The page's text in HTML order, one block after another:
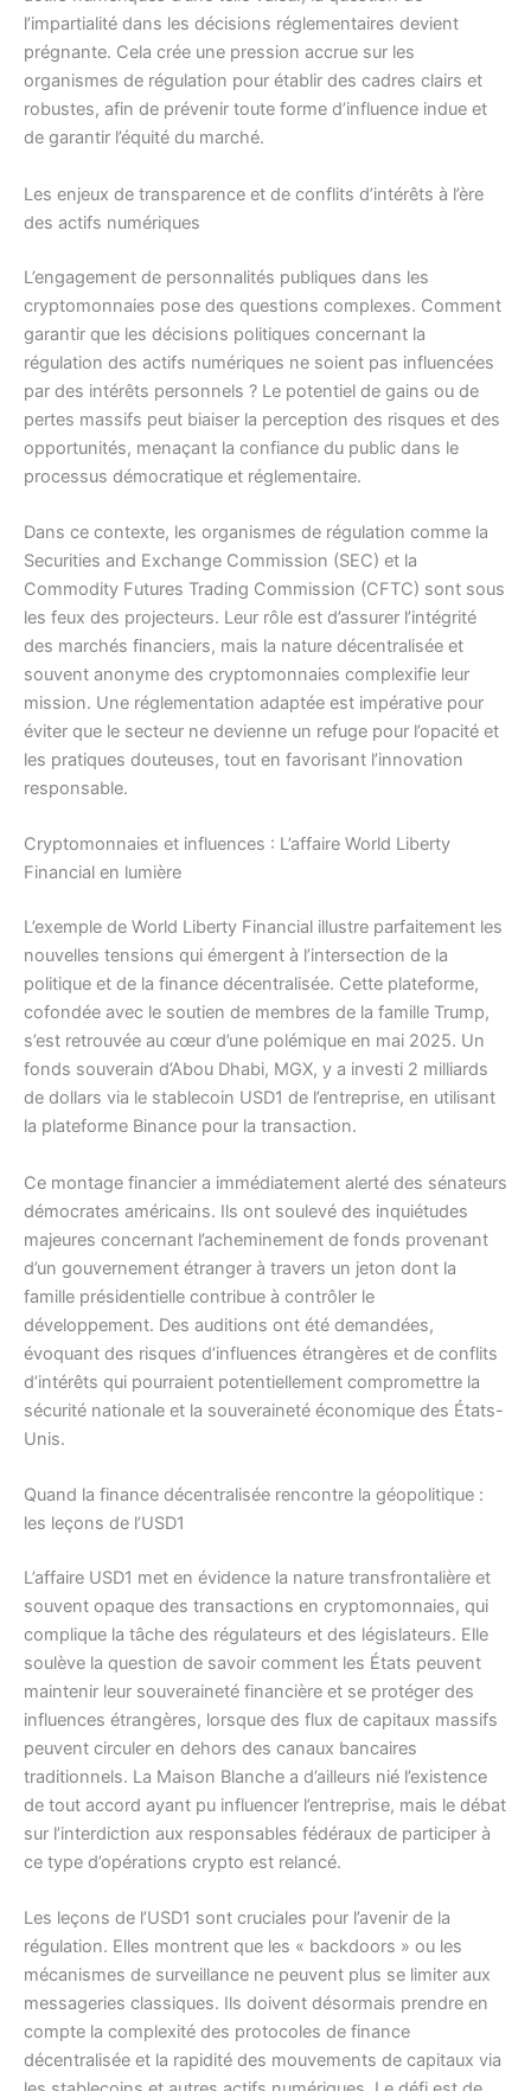
l’impartialité dans les décisions réglementaires devient
prégnante. Cela crée une pression accrue sur les
organismes de régulation pour établir des cadres clairs et
robustes, afin de prévenir toute forme d’influence indue et
de garantir l’équité du marché.
Les enjeux de transparence et de conflits d’intérêts à l’ère
des actifs numériques
L’engagement de personnalités publiques dans les
cryptomonnaies pose des questions complexes. Comment
garantir que les décisions politiques concernant la
régulation des actifs numériques ne soient pas influencées
par des intérêts personnels ? Le potentiel de gains ou de
pertes massifs peut biaiser la perception des risques et des
opportunités, menaçant la confiance du public dans le
processus démocratique et réglementaire.
Dans ce contexte, les organismes de régulation comme la
Securities and Exchange Commission (SEC) et la
Commodity Futures Trading Commission (CFTC) sont sous
les feux des projecteurs. Leur rôle est d’assurer l’intégrité
des marchés financiers, mais la nature décentralisée et
souvent anonyme des cryptomonnaies complexifie leur
mission. Une réglementation adaptée est impérative pour
éviter que le secteur ne devienne un refuge pour l’opacité et
les pratiques douteuses, tout en favorisant l’innovation
responsable.
Cryptomonnaies et influences : L’affaire World Liberty
Financial en lumière
L’exemple de World Liberty Financial illustre parfaitement les
nouvelles tensions qui émergent à l’intersection de la
politique et de la finance décentralisée. Cette plateforme,
cofondée avec le soutien de membres de la famille Trump,
s’est retrouvée au cœur d’une polémique en mai 2025. Un
fonds souverain d’Abou Dhabi, MGX, y a investi 2 milliards
de dollars via le stablecoin USD1 de l’entreprise, en utilisant
la plateforme Binance pour la transaction.
Ce montage financier a immédiatement alerté des sénateurs
démocrates américains. Ils ont soulevé des inquiétudes
majeures concernant l’acheminement de fonds provenant
d’un gouvernement étranger à travers un jeton dont la
famille présidentielle contribue à contrôler le
développement. Des auditions ont été demandées,
évoquant des risques d’influences étrangères et de conflits
d’intérêts qui pourraient potentiellement compromettre la
sécurité nationale et la souveraineté économique des États-
Unis.
Quand la finance décentralisée rencontre la géopolitique :
les leçons de l’USD1
L’affaire USD1 met en évidence la nature transfrontalière et
souvent opaque des transactions en cryptomonnaies, qui
complique la tâche des régulateurs et des législateurs. Elle
soulève la question de savoir comment les États peuvent
maintenir leur souveraineté financière et se protéger des
influences étrangères, lorsque des flux de capitaux massifs
peuvent circuler en dehors des canaux bancaires
traditionnels. La Maison Blanche a d’ailleurs nié l’existence
de tout accord ayant pu influencer l’entreprise, mais le débat
sur l’interdiction aux responsables fédéraux de participer à
ce type d’opérations crypto est relancé.
Les leçons de l’USD1 sont cruciales pour l’avenir de la
régulation. Elles montrent que les « backdoors » ou les
mécanismes de surveillance ne peuvent plus se limiter aux
messageries classiques. Ils doivent désormais prendre en
compte la complexité des protocoles de finance
décentralisée et la rapidité des mouvements de capitaux via